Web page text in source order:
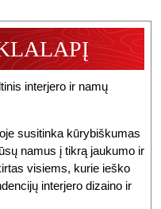
interjero ir namų
susitinka kūrybiškumas
namus į tikrą jaukumo ir
visiems, kurie ieško
interjero dizaino ir